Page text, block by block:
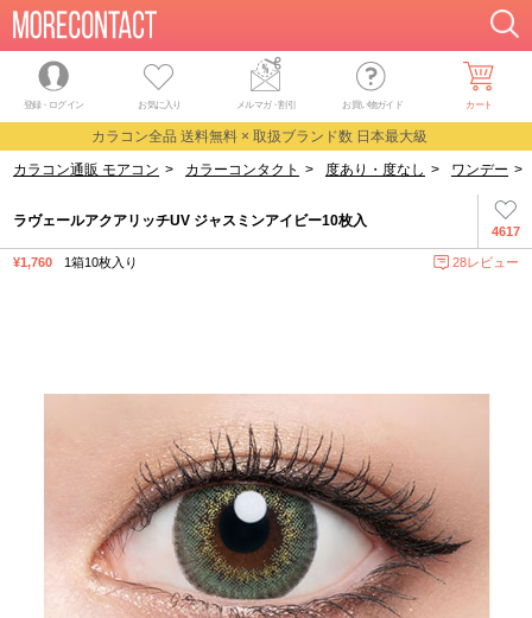
登録・ログイン お気に入り メルマガ・割引 お買い物ガイド カート
カラコン全品 送料無料 × 取扱ブランド数 日本最大級
カラコン通販 モアコン > カラーコンタクト > 度あり・度なし > ワンデー >
4617
ラヴェールアクアリッチUV ジャスミンアイビー10枚入
¥1,760 1箱10枚入り 28レビュー